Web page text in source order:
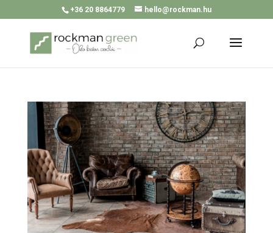
+36 20 8864779 hello@rockman.hu